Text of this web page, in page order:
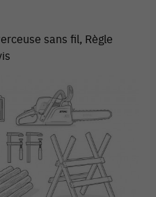
sans fil, Règle